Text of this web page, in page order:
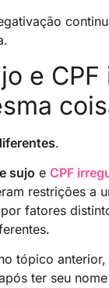
e
.
sujo e CPF
restrições a
fatores
tópico anterior,
ter seu